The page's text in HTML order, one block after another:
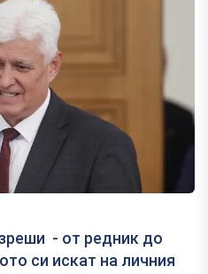
- от редник до
си искат на личния